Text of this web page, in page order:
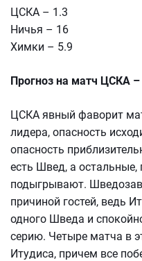
ЦСКА – 1.3
Ничья – 16
Химки – 5.9
Прогноз на матч ЦСКА
ЦСКА явный фаворит
лидера, опасность
опасность
есть Швед, а остальные,
подыгрывают.
причиной гостей, ведь
одного Шведа и
серию. Четыре матча в
Итудиса, причем все